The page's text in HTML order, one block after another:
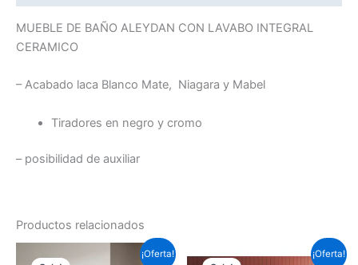
MUEBLE DE BAÑO ALEYDAN CON LAVABO INTEGRAL
CERAMICO
– Acabado laca Blanco Mate, Niagara y Mabel
Tiradores en negro y cromo
– posibilidad de auxiliar
Productos relacionados
¡Oferta!
Este
¡Oferta!
Este